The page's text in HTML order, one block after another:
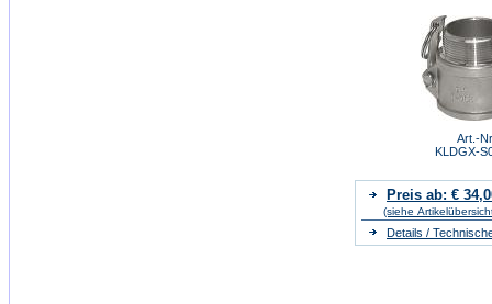
Art.-
KLDGX-
Preis ab: €
(siehe
Details /